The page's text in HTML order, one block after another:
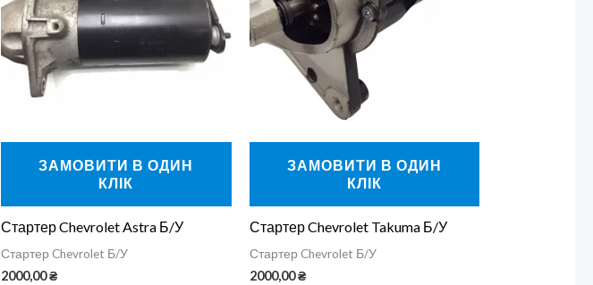
ЗАМОВИТИ В ОДИН
КЛІК
Стартер Chevrolet Astra Б/У
Стартер Chevrolet Б/У
2000,00₴
ЗАМОВИТИ В ОДИН
КЛІК
Стартер Chevrolet Takuma Б/У
Стартер Chevrolet Б/У
2000,00₴